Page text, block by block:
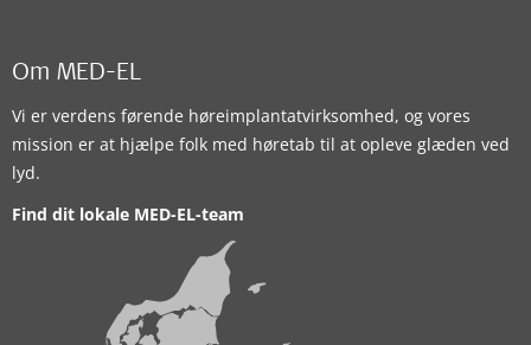
Om MED-EL
Vi er verdens førende høreimplantatvirksomhed, og vores
mission er at hjælpe folk med høretab til at opleve glæden ved
lyd.
Find dit lokale MED-EL-team